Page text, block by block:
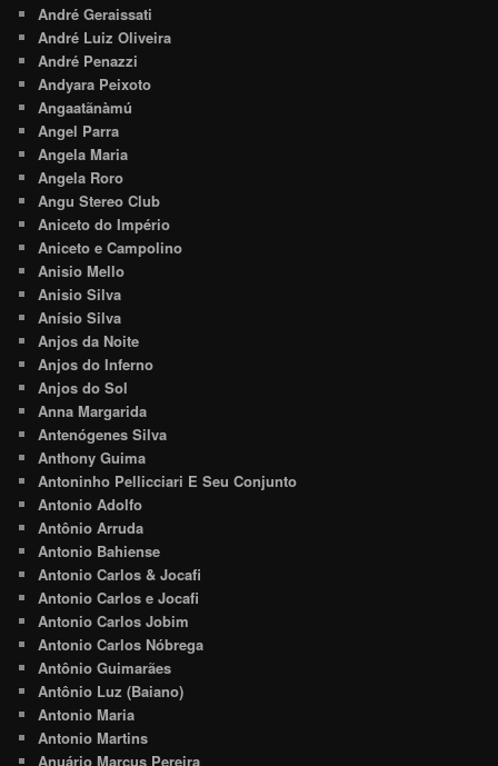
André Geraissati
André Luiz Oliveira
André Penazzi
Andyara Peixoto
Angaatãnàmú
Angel Parra
Angela Maria
Angela Roro
Angu Stereo Club
Aniceto do Império
Aniceto e Campolino
Anisio Mello
Anisio Silva
Anísio Silva
Anjos da Noite
Anjos do Inferno
Anjos do Sol
Anna Margarida
Antenógenes Silva
Anthony Guima
Antoninho Pellicciari E Seu Conjunto
Antonio Adolfo
Antônio Arruda
Antonio Bahiense
Antonio Carlos & Jocafi
Antonio Carlos e Jocafi
Antonio Carlos Jobim
Antonio Carlos Nóbrega
Antônio Guimarães
Antônio Luz (Baiano)
Antonio Maria
Antonio Martins
Anuário Marcus Pereira